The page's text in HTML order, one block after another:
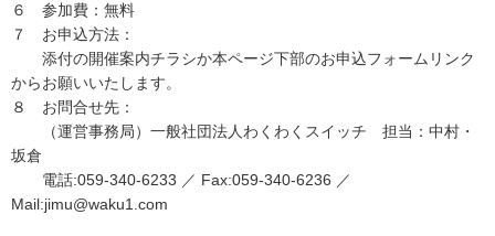
６ 参加費：無料
７ お申込方法：
添付の開催案内チラシか本ページ下部のお申込フォームリンク
からお願いいたします。
８ お問合せ先：
（運営事務局）一般社団法人わくわくスイッチ 担当：中村・
坂倉
電話:059-340-6233 ／ Fax:059-340-6236 ／
Mail:jimu@waku1.com